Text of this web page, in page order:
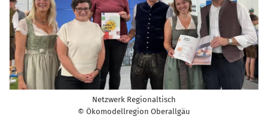
Netzwerk Regionaltisch
© Ökomodellregion Oberallgäu